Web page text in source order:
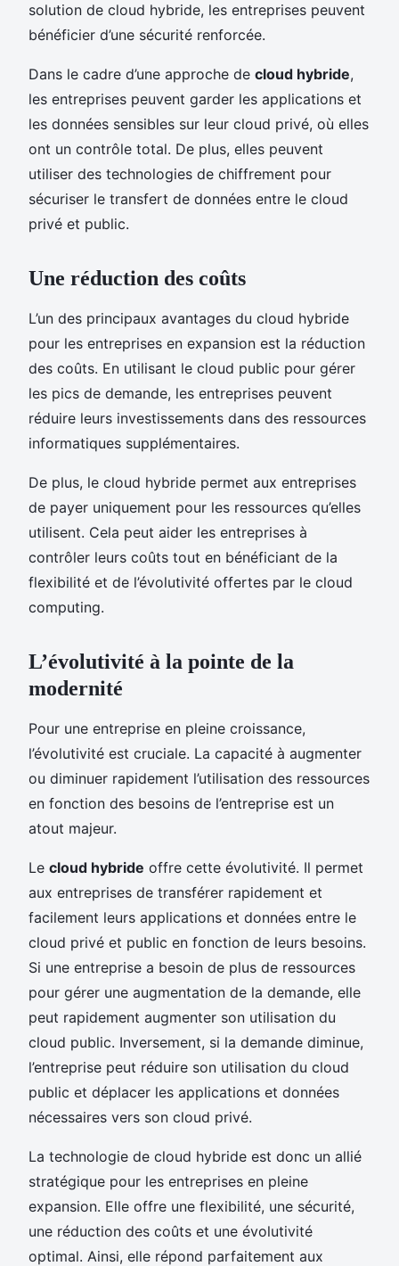
solution de cloud hybride, les entreprises peuvent
bénéficier d’une sécurité renforcée.
Dans le cadre d’une approche de cloud hybride,
les entreprises peuvent garder les applications et
les données sensibles sur leur cloud privé, où elles
ont un contrôle total. De plus, elles peuvent
utiliser des technologies de chiffrement pour
sécuriser le transfert de données entre le cloud
privé et public.
Une réduction des coûts
L’un des principaux avantages du cloud hybride
pour les entreprises en expansion est la réduction
des coûts. En utilisant le cloud public pour gérer
les pics de demande, les entreprises peuvent
réduire leurs investissements dans des ressources
informatiques supplémentaires.
De plus, le cloud hybride permet aux entreprises
de payer uniquement pour les ressources qu’elles
utilisent. Cela peut aider les entreprises à
contrôler leurs coûts tout en bénéficiant de la
flexibilité et de l’évolutivité offertes par le cloud
computing.
L’évolutivité à la pointe de la
modernité
Pour une entreprise en pleine croissance,
l’évolutivité est cruciale. La capacité à augmenter
ou diminuer rapidement l’utilisation des ressources
en fonction des besoins de l’entreprise est un
atout majeur.
Le cloud hybride offre cette évolutivité. Il permet
aux entreprises de transférer rapidement et
facilement leurs applications et données entre le
cloud privé et public en fonction de leurs besoins.
Si une entreprise a besoin de plus de ressources
pour gérer une augmentation de la demande, elle
peut rapidement augmenter son utilisation du
cloud public. Inversement, si la demande diminue,
l’entreprise peut réduire son utilisation du cloud
public et déplacer les applications et données
nécessaires vers son cloud privé.
La technologie de cloud hybride est donc un allié
stratégique pour les entreprises en pleine
expansion. Elle offre une flexibilité, une sécurité,
une réduction des coûts et une évolutivité
optimal. Ainsi, elle répond parfaitement aux